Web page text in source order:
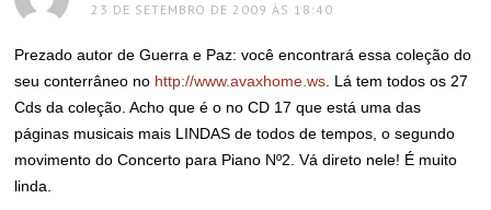
23 DE SETEMBRO DE 2009 ÀS 18:40
Prezado autor de Guerra e Paz: você encontrará essa coleção do
seu conterrâneo no http://www.avaxhome.ws. Lá tem todos os 27
Cds da coleção. Acho que é o no CD 17 que está uma das
páginas musicais mais LINDAS de todos de tempos, o segundo
movimento do Concerto para Piano Nº2. Vá direto nele! É muito
linda.